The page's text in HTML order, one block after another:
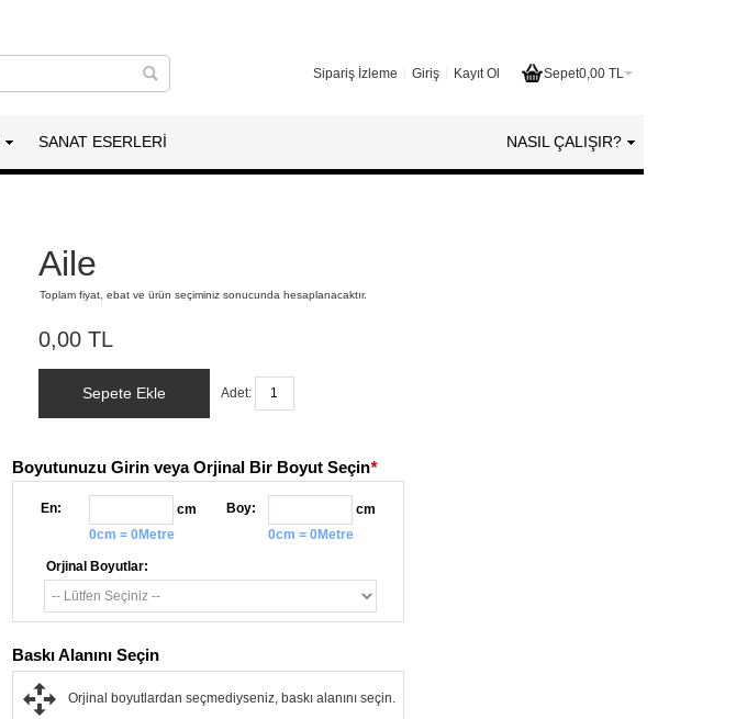
Sepet0,00 TL
Sipariş İzleme Giriş Kayıt Ol
SANAT ESERLERI NASIL ÇALIŞIR?
Aile
Toplam fiyat, ebat ve ürün seçiminiz sonucunda hesaplanacaktır.
0,00 TL
Sepete Ekle Adet:
Boyutunuzu Girin veya Orjinal Bir Boyut Seçin*
En:
cm
0cm = 0Metre
Boy:
cm
0cm = 0Metre
Orjinal Boyutlar:
Baskı Alanını Seçin
Orjinal boyutlardan seçmediyseniz, baskı alanını seçin.